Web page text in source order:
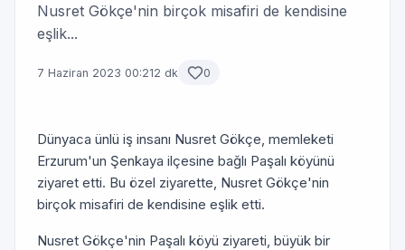
Nusret Gökçe'nin birçok misafiri de kendisine
eşlik...
7 Haziran 2023 00:212 dk 0
Dünyaca ünlü iş insanı Nusret Gökçe, memleketi
Erzurum'un Şenkaya ilçesine bağlı Paşalı köyünü
ziyaret etti. Bu özel ziyarette, Nusret Gökçe'nin
birçok misafiri de kendisine eşlik etti.
Nusret Gökçe'nin Paşalı köyü ziyareti, büyük bir